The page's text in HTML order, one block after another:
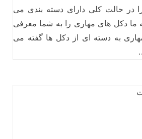
در حالت کلی دارای دسته بندی می
ما دکل های مهاری را به شما معرفی
به دسته ای از دکل ها گفته می